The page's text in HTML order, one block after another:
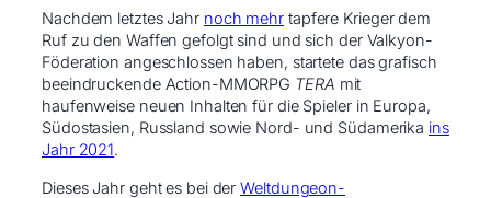
Nachdem letztes Jahr noch mehr tapfere Krieger dem
Ruf zu den Waffen gefolgt sind und sich der Valkyon-
Föderation angeschlossen haben, startete das grafisch
beeindruckende Action-MMORPG TERA mit
haufenweise neuen Inhalten für die Spieler in Europa,
Südostasien, Russland sowie Nord- und Südamerika ins
Jahr 2021.
Dieses Jahr geht es bei derWeltdungeon-